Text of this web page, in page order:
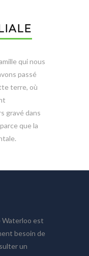
qui nous
passé
terre, où
gravé dans
que la
Waterloo est
besoin de
un